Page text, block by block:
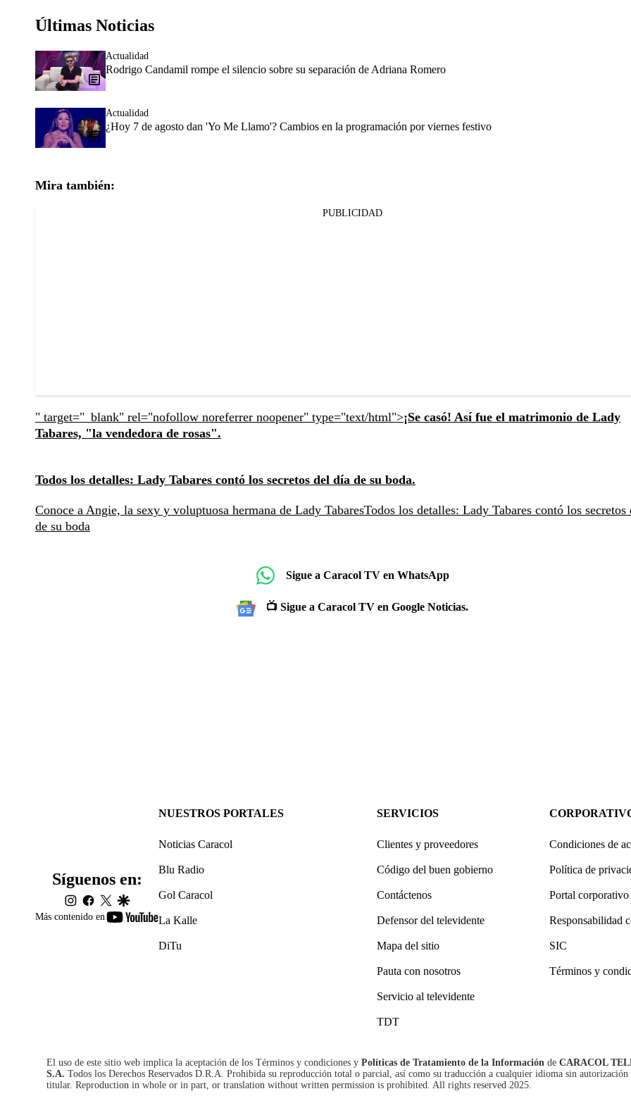
Últimas Noticias
Actualidad
Rodrigo Candamil rompe el silencio sobre su separación de Adriana Romero
Actualidad
¿Hoy 7 de agosto dan 'Yo Me Llamo'? Cambios en la programación por viernes festivo
Mira también:
PUBLICIDAD
" target="_blank" rel="nofollow noreferrer noopener" type="text/html">¡Se casó! Así fue el matrimonio de Lady
Tabares, "la vendedora de rosas".
Todos los detalles: Lady Tabares contó los secretos del día de su boda.
Conoce a Angie, la sexy y voluptuosa hermana de Lady TabaresTodos los detalles: Lady Tabares contó los secretos
de su boda
Sigue a Caracol TV en WhatsApp
📺 Sigue a Caracol TV en Google Noticias.
Más contenido en
youtube-
Síguenos en:
instagram
facebook
twittergoogle
NUESTROS PORTALES
Noticias Caracol
Blu Radio
Gol Caracol
La Kalle
DiTu
SERVICIOS
Clientes y proveedores
Código del buen gobierno
Contáctenos
Defensor del televidente
Mapa del sitio
Pauta con nosotros
Servicio al televidente
TDT
Condiciones de
Política de
Portal corporativo
Responsabilidad
SIC
Términos y
El uso de este sitio web implica la aceptación de los Términos y condiciones y Políticas de Tratamiento de la Información de CARACOL
S.A. Todos los Derechos Reservados D.R.A. Prohibida su reproducción total o parcial, así como su traducción a cualquier idioma sin autorización
titular. Reproduction in whole or in part, or translation without written permission is prohibited. All rights reserved 2025.